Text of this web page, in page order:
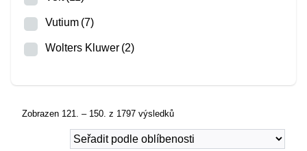
Vutium (7)
Wolters Kluwer (2)
Zobrazen 121. – 150. z 1797 výsledků